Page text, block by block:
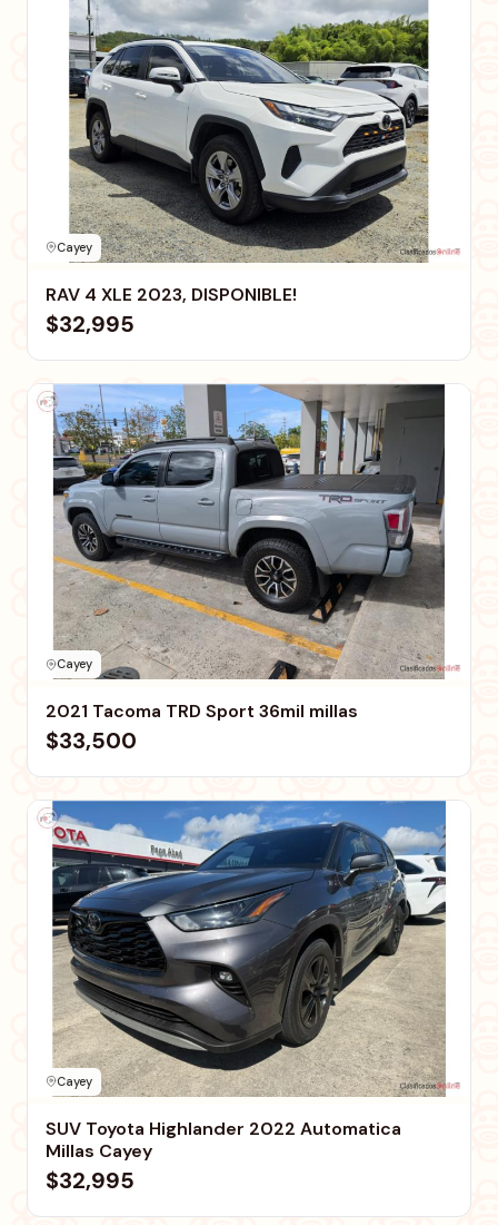
Cayey
RAV 4 XLE 2023, DISPONIBLE!
$32,995
Cayey
2021 Tacoma TRD Sport 36mil millas
$33,500
Cayey
SUV Toyota Highlander 2022 Automatica
Millas Cayey
$32,995